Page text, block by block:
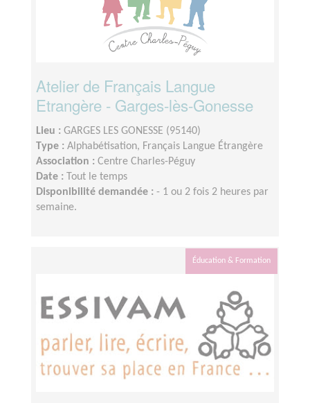
Atelier de Français Langue
Etrangère - Garges-lès-Gonesse
Lieu : GARGES LES GONESSE (95140)
Type : Alphabétisation, Français Langue Étrangère
Association : Centre Charles-Péguy
Date :
Tout le temps
Disponibilité demandée : - 1 ou 2 fois 2 heures par
semaine.
Éducation & Formation